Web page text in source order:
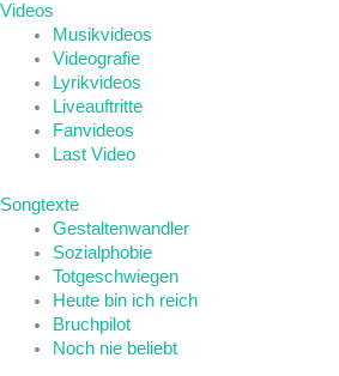
Videos
Musikvideos
Videografie
Lyrikvideos
Liveauftritte
Fanvideos
Last Video
Songtexte
Gestaltenwandler
Sozialphobie
Totgeschwiegen
Heute bin ich reich
Bruchpilot
Noch nie beliebt